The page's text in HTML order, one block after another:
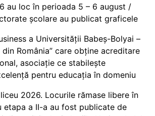
au loc în perioada 5 – 6 august /
școlare au publicat graficele
a Universității Babeș-Bolyai –
România” care obține acreditare
asociație ce stabilește
pentru educația în domeniu
2026. Locurile rămase libere în
etapa a II-a au fost publicate de